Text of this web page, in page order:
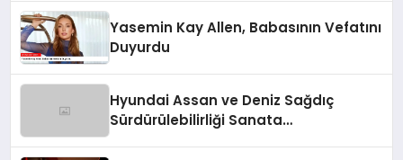
Yasemin Kay Allen, Babasının Vefatını
Duyurdu
Hyundai Assan ve Deniz Sağdıç
Sürdürülebilirliği Sanata